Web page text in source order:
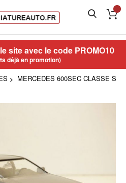
site avec le code PROMO10
déjà en promotion)
MERCEDES 600SEC CLASSE S